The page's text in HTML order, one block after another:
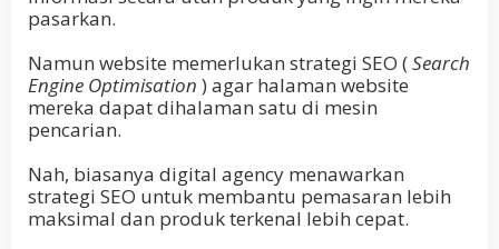
pasarkan.
Namun website memerlukan strategi SEO (Search
Engine Optimisation ) agar halaman website
mereka dapat dihalaman satu di mesin
pencarian.
Nah, biasanya digital agency menawarkan
strategi SEO untuk membantu pemasaran lebih
maksimal dan produk terkenal lebih cepat.